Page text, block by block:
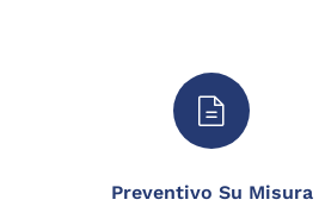
Preventivo Su Misura